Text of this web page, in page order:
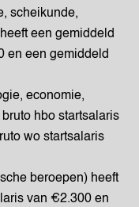
scheikunde,
een gemiddeld
en een gemiddeld
economie,
hbo startsalaris
wo startsalaris
beroepen) heeft
van €2.300 en